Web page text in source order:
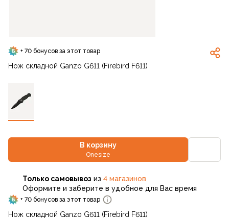
+ 70 бонусов за этот товар
Нож складной Ganzo G611 (Firebird F611)
В корзину
Onesize
Только самовывоз из 4 магазинов
Оформите и заберите в удобное для Вас время
+ 70 бонусов за этот товар
Нож складной Ganzo G611 (Firebird F611)